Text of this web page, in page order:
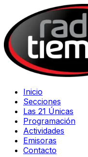
Inicio
Secciones
Las 21 Únicas
Programación
Actividades
Emisoras
Contacto